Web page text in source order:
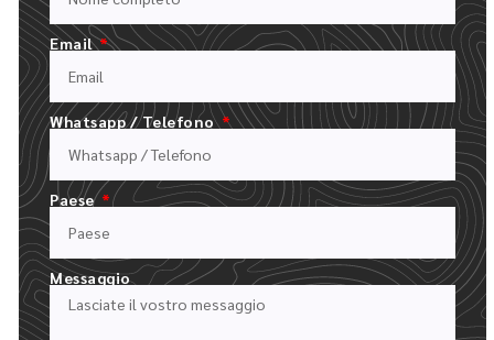
Processo d'ordine
Email
Whatsapp / Telefono
Paese
Messaggio